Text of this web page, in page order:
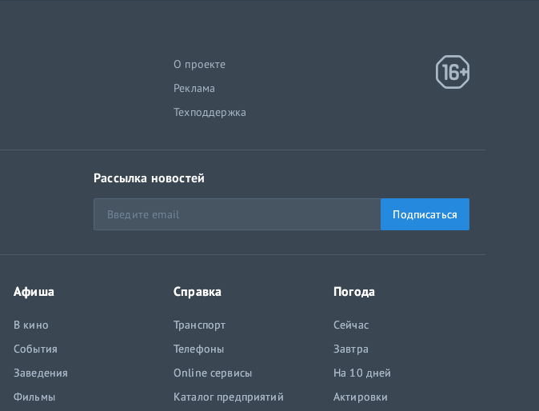
О проекте
Реклама
Техподдержка
Рассылка новостей
Подписаться
Афиша
В кино
События
Заведения
Фильмы
Справка
Транспорт
Телефоны
Online сервисы
Каталог предприятий
Погода
Сейчас
Завтра
На 10 дней
Актировки